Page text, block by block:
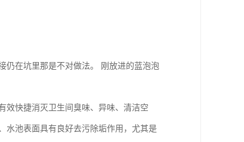
仍在坑里那是不对做法。 刚放进的蓝泡泡
快捷消灭卫生间臭味、异味、清洁空
水池表面具有良好去污除垢作用，尤其是